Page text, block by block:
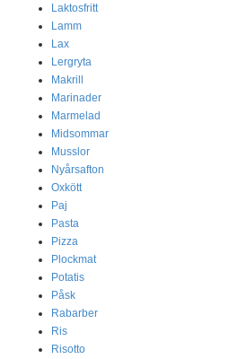
Laktosfritt
Lamm
Lax
Lergryta
Makrill
Marinader
Marmelad
Midsommar
Musslor
Nyårsafton
Oxkött
Paj
Pasta
Pizza
Plockmat
Potatis
Påsk
Rabarber
Ris
Risotto